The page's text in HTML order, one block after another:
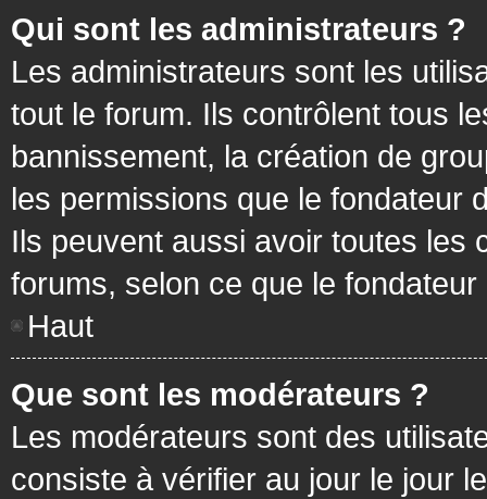
Qui sont les administrateurs ?
Les administrateurs sont les
tout le forum. Ils contrôlent tous
bannissement, la création de
les permissions que le fondateur
Ils peuvent aussi avoir toutes les
forums, selon ce que le
Haut
Que sont les modérateurs ?
Les modérateurs sont des
consiste à vérifier au jour le jour